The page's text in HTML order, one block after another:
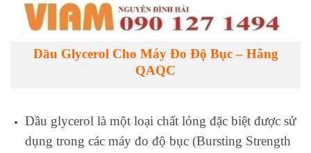
Dầu Glycerol Cho Máy Đo Độ Bục – Hãng
QAQC
Dầu glycerol là một loại chất lỏng đặc biệt được sử
dụng trong các máy đo độ bục (Bursting Strength